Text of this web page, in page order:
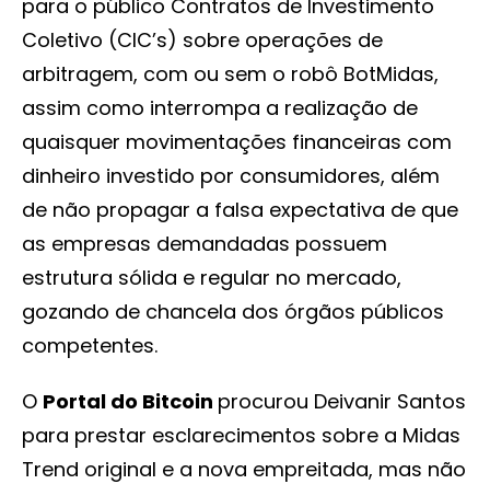
para o público Contratos de Investimento
Coletivo (CIC’s) sobre operações de
arbitragem, com ou sem o robô BotMidas,
assim como interrompa a realização de
quaisquer movimentações financeiras com
dinheiro investido por consumidores, além
de não propagar a falsa expectativa de que
as empresas demandadas possuem
estrutura sólida e regular no mercado,
gozando de chancela dos órgãos públicos
competentes.
O Portal do Bitcoin procurou Deivanir Santos
para prestar esclarecimentos sobre a Midas
Trend original e a nova empreitada, mas não